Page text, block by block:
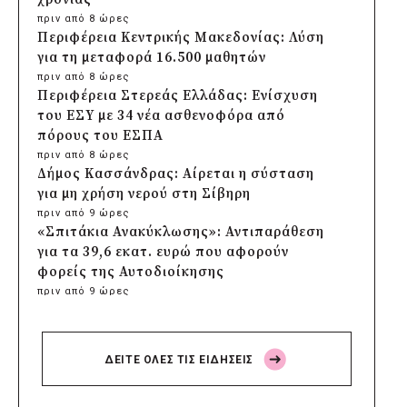
πριν από 8 ώρες
Περιφέρεια Κεντρικής Μακεδονίας: Λύση
για τη μεταφορά 16.500 μαθητών
πριν από 8 ώρες
Περιφέρεια Στερεάς Ελλάδας: Ενίσχυση
του ΕΣΥ με 34 νέα ασθενοφόρα από
πόρους του ΕΣΠΑ
πριν από 8 ώρες
Δήμος Κασσάνδρας: Αίρεται η σύσταση
για μη χρήση νερού στη Σίβηρη
πριν από 9 ώρες
«Σπιτάκια Ανακύκλωσης»: Αντιπαράθεση
για τα 39,6 εκατ. ευρώ που αφορούν
φορείς της Αυτοδιοίκησης
πριν από 9 ώρες
Δαφνίου παρά την έλλειψη αρμοδιότητας
Δήμος Αμαρουσίου: Μεγάλες παρεμβάσεις
αναβάθμισης στα σχολεία πριν τον
ΔΕΙΤΕ ΟΛΕΣ ΤΙΣ ΕΙΔΗΣΕΙΣ